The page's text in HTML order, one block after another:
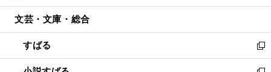
開
ウ
開
く
ン
ウ
で
開
ウ
ン
ド
ウ
文芸・文庫・総合
すばる
新
し